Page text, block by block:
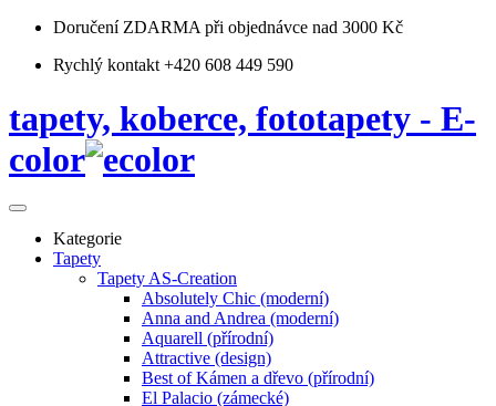
Doručení ZDARMA při objednávce nad 3000 Kč
Rychlý kontakt +420 608 449 590
tapety, koberce, fototapety - E-
color
Kategorie
Tapety
Tapety AS-Creation
Absolutely Chic (moderní)
Anna and Andrea (moderní)
Aquarell (přírodní)
Attractive (design)
Best of Kámen a dřevo (přírodní)
El Palacio (zámecké)